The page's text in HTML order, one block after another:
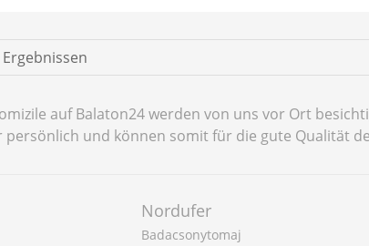
Ergebnissen
auf Balaton24 werden von uns vor Ort
persönlich und können somit für die gute Qualität
Nordufer
Badacsonytomaj